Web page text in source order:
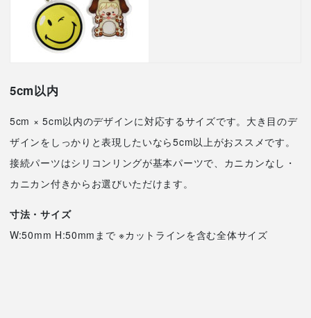
5cm以内
5cm × 5cm以内のデザインに対応するサイズです。大き目のデ
ザインをしっかりと表現したいなら5cm以上がおススメです。
接続パーツはシリコンリングが基本パーツで、カニカンなし・
カニカン付きからお選びいただけます。
寸法・サイズ
W:50mm H:50mmまで ※カットラインを含む全体サイズ